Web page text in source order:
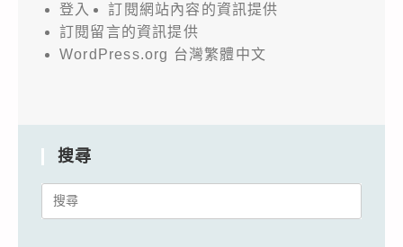
登入
訂閱網站內容的資訊提供
訂閱留言的資訊提供
WordPress.org 台灣繁體中文
搜尋
Search